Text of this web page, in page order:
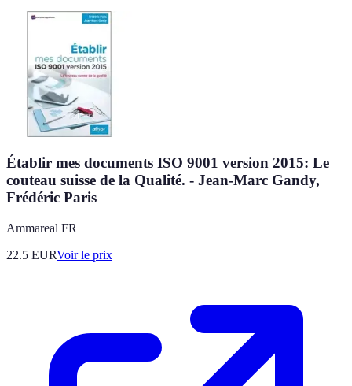
Établir mes documents ISO 9001 version 2015: Le
couteau suisse de la Qualité. - Jean-Marc Gandy,
Frédéric Paris
Ammareal FR
22.5 EURVoir le prix